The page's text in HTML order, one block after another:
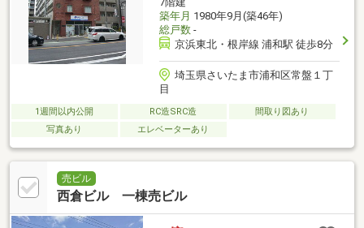
築年月 1980年9月(築46年)
総戸数-
京浜東北・根岸線 浦和駅 徒歩8分
埼玉県さいたま市浦和区常盤１丁
目
1週間以内公開 RC造SRC造
間取り図あり
写真あり
エレベーターあり
売ビル
西倉ビル 一棟売ビル